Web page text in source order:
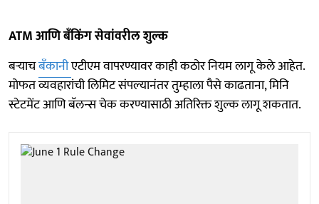
ATM आणि बॅंकिंग सेवांवरील शुल्क
बऱ्याचबॅंकानीएटीएम वापरण्यावर काही कठोर नियम लागू केले आहेत.
मोफत व्यवहारांची लिमिट संपल्यानंतर तुम्हाला पैसे काढताना, मिनि
स्टेटमेंट आणि बॅलन्स चेक करण्यासाठी अतिरिक्त शुल्क लागू शकतात.